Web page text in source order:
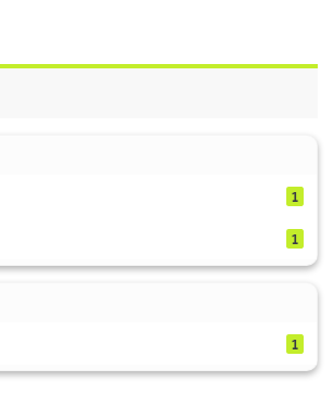
1
1
1